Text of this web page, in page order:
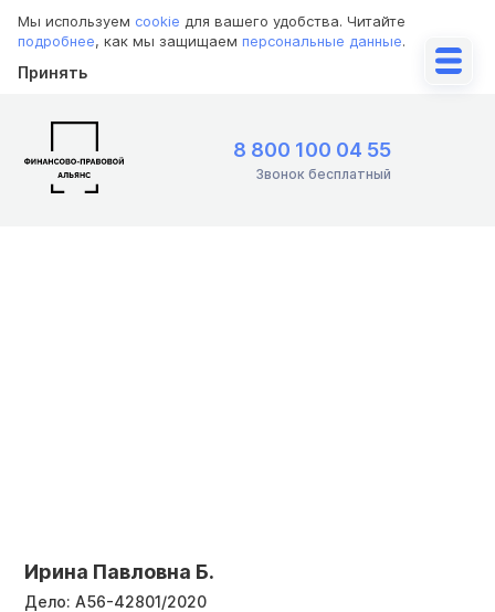
Мы используем cookie для вашего удобства. Читайте
подробнее, как мы защищаем персональные данные.
Принять
8 800 100 04 55
Звонок бесплатный
Ирина Павловна Б.
Дело: А56-42801/2020